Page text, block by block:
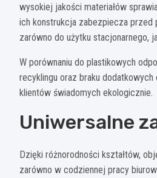
wysokiej jakości materiałów
ich konstrukcja zabezpiecza przed
zarówno do użytku stacjonarnego,
W porównaniu do plastikowych
recyklingu oraz braku
klientów świadomych ekologicznie.
Uniwersalne
Dzięki różnorodności kształtów,
zarówno w codziennej pracy